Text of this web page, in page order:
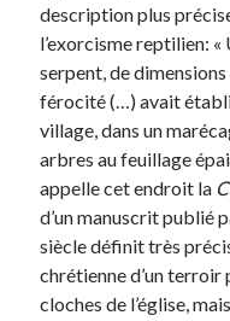
description plus
l’exorcisme reptilien: «
serpent, de
férocité (…) avait
village, dans un
arbres au feuillage
appelle cet endroit la
d’un manuscrit publié
siècle définit très
chrétienne d’un
cloches de l’église,